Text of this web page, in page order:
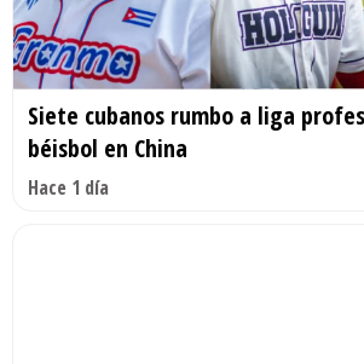
Siete cubanos rumbo a liga
béisbol en China
Hace 1 día